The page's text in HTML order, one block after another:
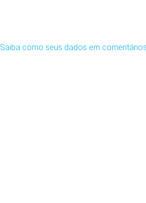
Saiba como seus dados em